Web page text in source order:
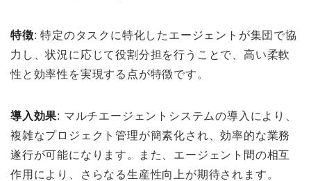
特徴: 特定のタスクに特化したエージェントが集団で協
力し、状況に応じて役割分担を行うことで、高い柔軟
性と効率性を実現する点が特徴です。
導入効果: マルチエージェントシステムの導入により、
複雑なプロジェクト管理が簡素化され、効率的な業務
遂行が可能になります。また、エージェント間の相互
作用により、さらなる生産性向上が期待されます。